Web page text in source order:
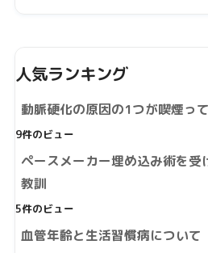
人気ランキング
動脈硬化の原因の1つが喫煙っ
9件のビュー
ペースメーカー埋め込み術を受
教訓
5件のビュー
血管年齢と生活習慣病について